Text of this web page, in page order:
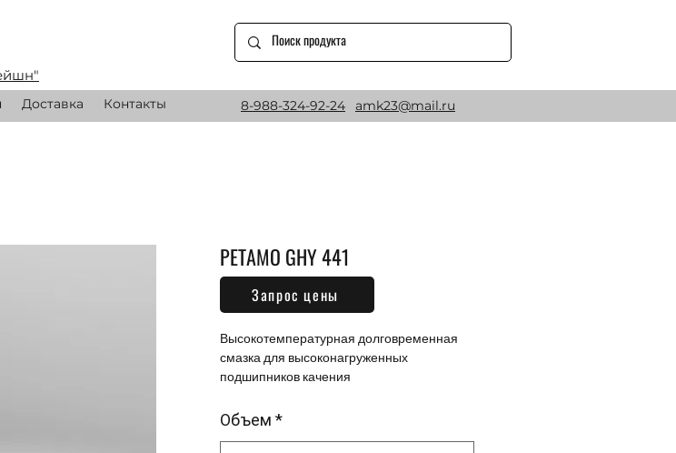
Доставка Контакты 8-988-324-92-24 amk23@mail.ru
PETAMO GHY 441
0,00 ₽Цена
Высокотемпературная долговременная
смазка для высоконагруженных
подшипников качения
Объем *
Запрос цены